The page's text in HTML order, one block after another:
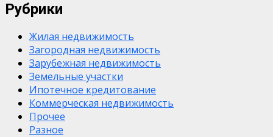
Рубрики
Жилая недвижимость
Загородная недвижимость
Зарубежная недвижимость
Земельные участки
Ипотечное кредитование
Коммерческая недвижимость
Прочее
Разное